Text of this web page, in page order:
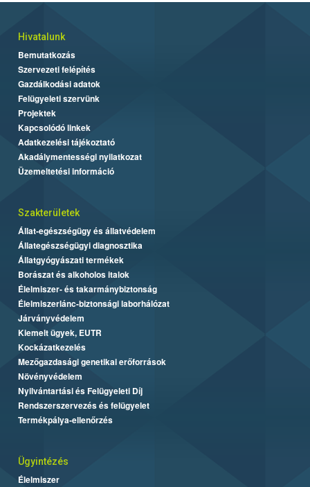
Hivatalunk
Bemutatkozás
Szervezeti felépítés
Gazdálkodási adatok
Felügyeleti szervünk
Projektek
Kapcsolódó linkek
Adatkezelési tájékoztató
Akadálymentességi nyilatkozat
Üzemeltetési információ
Szakterületek
Állat-egészségügy és állatvédelem
Állategészségügyi diagnosztika
Állatgyógyászati termékek
Borászat és alkoholos italok
Élelmiszer- és takarmánybiztonság
Élelmiszerlánc-biztonsági laborhálózat
Járványvédelem
Kiemelt ügyek, EUTR
Kockázatkezelés
Mezőgazdasági genetikai erőforrások
Növényvédelem
Nyilvántartási és Felügyeleti Díj
Rendszerszervezés és felügyelet
Termékpálya-ellenőrzés
Ügyintézés
Élelmiszer